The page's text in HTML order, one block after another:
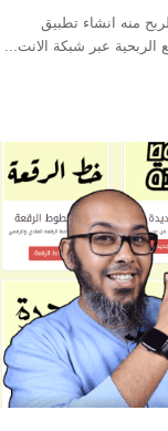
في أقل من 30 دقيقة والربح منه انشاء تطبيق
عبر شبكة الانت...